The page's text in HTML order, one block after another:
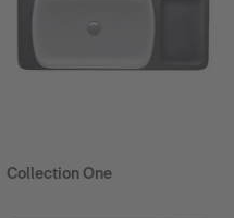
Collection One